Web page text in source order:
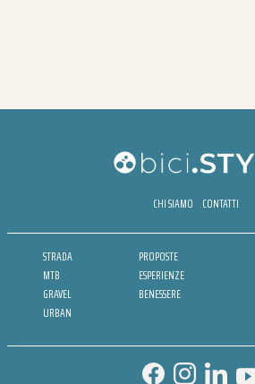
CHI SIAMO CONTATTI
STRADA
MTB
GRAVEL
URBAN
PROPOSTE
ESPERIENZE
BENESSERE